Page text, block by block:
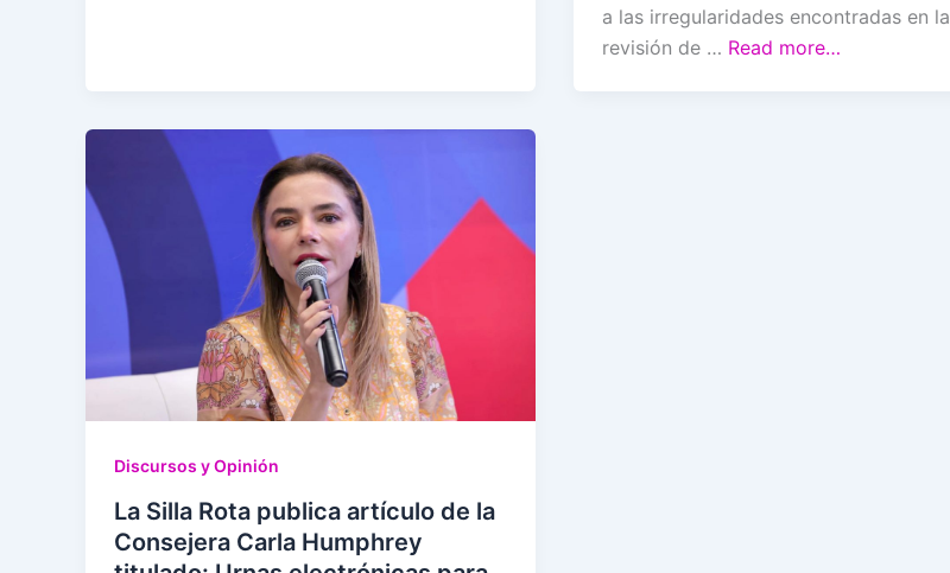
a las irregularidades encontradas en la
revisión de … Read more…
Discursos y Opinión
La Silla Rota publica artículo de la
Consejera Carla Humphrey